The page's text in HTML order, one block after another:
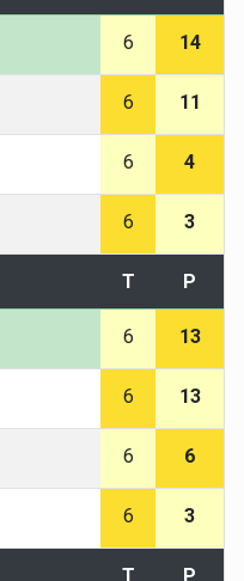
6 14
6 11
6 4
6 3
T P
6 13
6 13
6 6
6 3
T P